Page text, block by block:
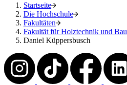
Startseite
Die Hochschule
Fakultäten
Fakultät für Holztechnik und Bau
Daniel Küppersbusch